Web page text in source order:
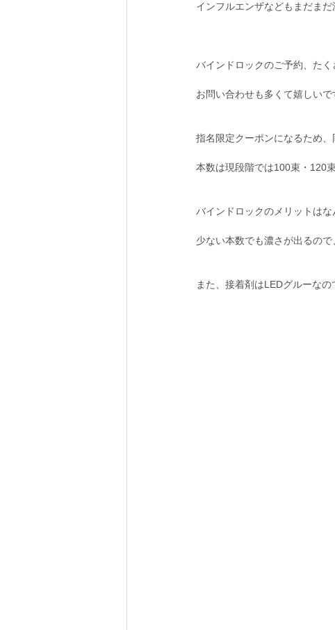
インフルエンザなどもまだま
バインドロックのご予約、たく
お問い合わせも多くて嬉しい
指名限定クーポンになるため、
本数は現段階では100束・120
バインドロックのメリットはな
少ない本数でも濃さが出るの
また、接着剤はLEDグルーな